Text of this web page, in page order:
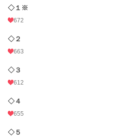
ファンタジー
更新日時
初回完結日時
週間ポイント
◇１※
672
◇２
663
◇３
612
◇４
655
◇５